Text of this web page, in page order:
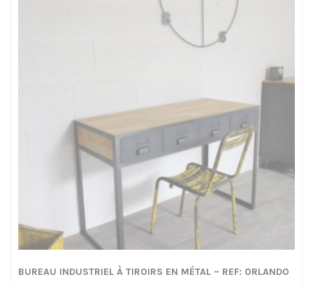
BUREAU INDUSTRIEL À TIROIRS EN MÉTAL – REF: ORLANDO